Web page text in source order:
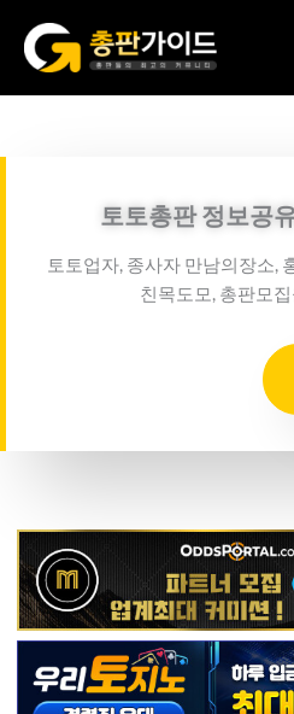
너
토토총판 정보공
토토업자, 종사자 만남의장소,
친목도모, 총판모